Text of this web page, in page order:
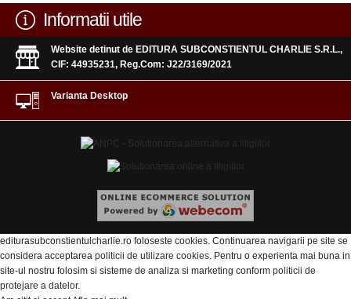
Informatii utile
Website detinut de EDITURA SUBCONSTIENTUL CHARLIE S.R.L.,
CIF: 44935231, Reg.Com: J22/3169/2021
Varianta Desktop
editurasubconstientulcharlie.ro foloseste cookies. Continuarea navigarii pe site se
considera acceptarea politicii de utilizare cookies . Pentru o experienta mai buna in
site-ul nostru folosim si sisteme de analiza si marketing conform politicii de
protejare a datelor.